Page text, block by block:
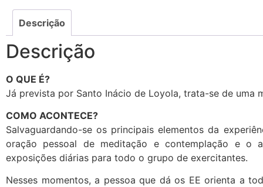
Descrição
Descrição
O QUE É?
Já prevista por Santo Inácio de Loyola, trata-se de uma
COMO ACONTECE?
Salvaguardando-se os principais elementos da
oração pessoal de meditação e contemplação e o
exposições diárias para todo o grupo de exercitantes.
Nesses momentos, a pessoa que dá os EE orienta a